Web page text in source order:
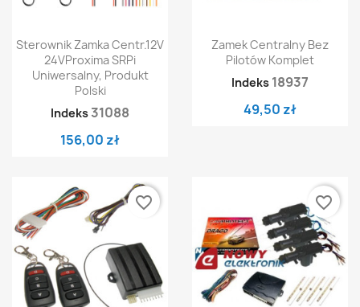
Sterownik Zamka Centr.12V
24VProxima SRPi
Uniwersalny, Produkt
Polski
Indeks 31088
156,00 zł
Zamek Centralny Bez
Pilotów Komplet
Indeks 18937
49,50 zł
favorite_border favorite_border